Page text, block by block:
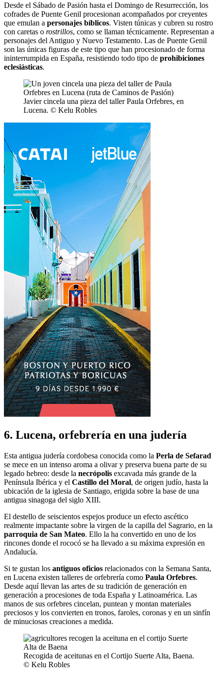
Desde el Sábado de Pasión hasta el Domingo de Resurrección, los
cofrades de Puente Genil procesionan acompañados por creyentes
que emulan a personajes bíblicos. Visten túnicas y cubren su rostro
con caretas o rostrillos, como se llaman técnicamente. Representan a
personajes del Antiguo y Nuevo Testamento. Las de Puente Genil
son las únicas figuras de este tipo que han procesionado de forma
ininterrumpida en España, resistiendo todo tipo de prohibiciones
eclesiásticas.
Javier cincela una pieza del taller Paula Orfebres, en
Lucena. © Kelu Robles
6. Lucena, orfebrería en una judería
Esta antigua judería cordobesa conocida como la Perla de Sefarad
se mece en un intenso aroma a olivar y preserva buena parte de su
legado hebreo: desde la necrópolis excavada más grande de la
Península Ibérica y el Castillo del Moral, de origen judío, hasta la
ubicación de la iglesia de Santiago, erigida sobre la base de una
antigua sinagoga del siglo XIII.
El destello de seiscientos espejos produce un efecto ascético
realmente impactante sobre la virgen de la capilla del Sagrario, en la
parroquia de San Mateo. Ello la ha convertido en uno de los
rincones donde el rococó se ha llevado a su máxima expresión en
Andalucía.
Si te gustan los antiguos oficios relacionados con la Semana Santa,
en Lucena existen talleres de orfebrería como Paula Orfebres.
Desde aquí llevan las artes de su tradición de generación en
generación a procesiones de toda España y Latinoamérica. Las
manos de sus orfebres cincelan, puntean y montan materiales
preciosos y los convierten en tronos, faroles, coronas y en un sinfín
de minuciosas creaciones a medida.
Recogida de aceitunas en el Cortijo Suerte Alta, Baena.
© Kelu Robles